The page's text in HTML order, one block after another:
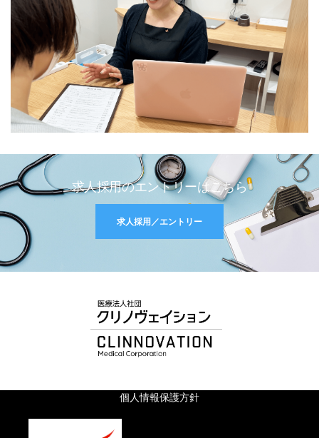
求人採用のエントリーはこちら
求人採用／エントリー
個人情報保護方針